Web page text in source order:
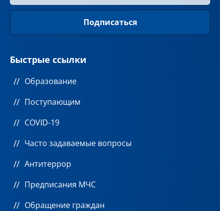
Быстрые ссылки
Образование
Поступающим
COVID-19
Часто задаваемые вопросы
Антитеррор
Предписания МЧС
Обращение граждан